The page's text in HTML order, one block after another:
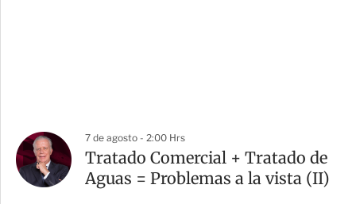
7 de agosto - 2:00 Hrs
Tratado Comercial + Tratado de
Aguas = Problemas a la vista (II)